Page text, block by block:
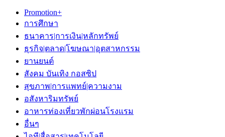
Promotion+
การศึกษา
ธนาคาร|การเงิน|หลักทรัพย์
ธุรกิจ|ตลาด|โฆษณา|อุตสาหกรรม
ยานยนต์
สังคม บันเทิง กอสซิป
สุขภาพ|การแพทย์|ความงาม
อสังหาริมทรัพย์
อาหารท่องเที่ยวพักผ่อนโรงแรม
อื่นๆ